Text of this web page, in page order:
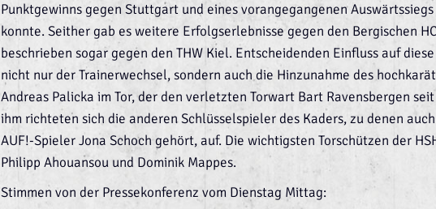
Punktgewinns gegen Stuttgart und eines vorangegangenen
konnte. Seither gab es weitere Erfolgserlebnisse gegen den Bergischen
beschrieben sogar gegen den THW Kiel. Entscheidenden Einfluss auf
nicht nur der Trainerwechsel, sondern auch die Hinzunahme des
Andreas Palicka im Tor, der den verletzten Torwart Bart Ravensbergen
ihm richteten sich die anderen Schlüsselspieler des Kaders, zu denen
AUF!-Spieler Jona Schoch gehört, auf. Die wichtigsten Torschützen der
Philipp Ahouansou und Dominik Mappes.
Stimmen von der Pressekonferenz vom Dienstag Mittag: